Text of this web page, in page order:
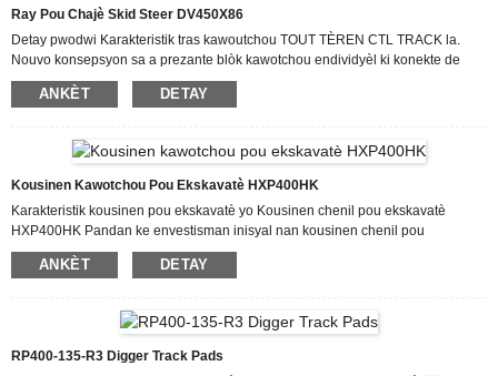
Ray Pou Chajè Skid Steer DV450X86
Detay pwodwi Karakteristik tras kawoutchou TOUT TÈREN CTL TRACK la.
Nouvo konsepsyon sa a prezante blòk kawotchou endividyèl ki konekte de
kranpon metal, ak kanal pou egzeyat labou sou tou de bò yo. Kran yo
enkòpore tou desen anti-glise sou mi bò yo. Pandan operasyon an, kontinwite
Konstriksyon solid la, konsepsyon milti-rainur la, ak kran ki wo yo bay yon
traksyon san parèy. Kit sou wout pousyè, asfalt...
ANKÈT DETAY
Kousinen Kawotchou Pou Ekskavatè HXP400HK
Karakteristik kousinen pou ekskavatè yo Kousinen chenil pou ekskavatè
HXP400HK Pandan ke envestisman inisyal nan kousinen chenil pou
ekskavatè ki klip sou yo ka pi wo pase altènatif asye yo, ekonomi sou long tèm
yo sibstansyèl. Kousinen kawoutchou sistèm ekskavatè yo diminye anpil mete
30%. Kontrèman ak kousinen chenil metal pou ekskavatè, varyant kawoutchou
yo elimine nesesite pou retansyon souvan akòz fleksibilite yo. Yo pa bezwen
tou...
ANKÈT DETAY
RP400-135-R3 Digger Track Pads